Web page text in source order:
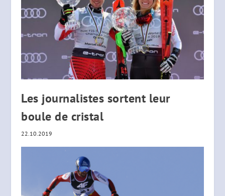
Les journalistes sortent leur
boule de cristal
22.10.2019